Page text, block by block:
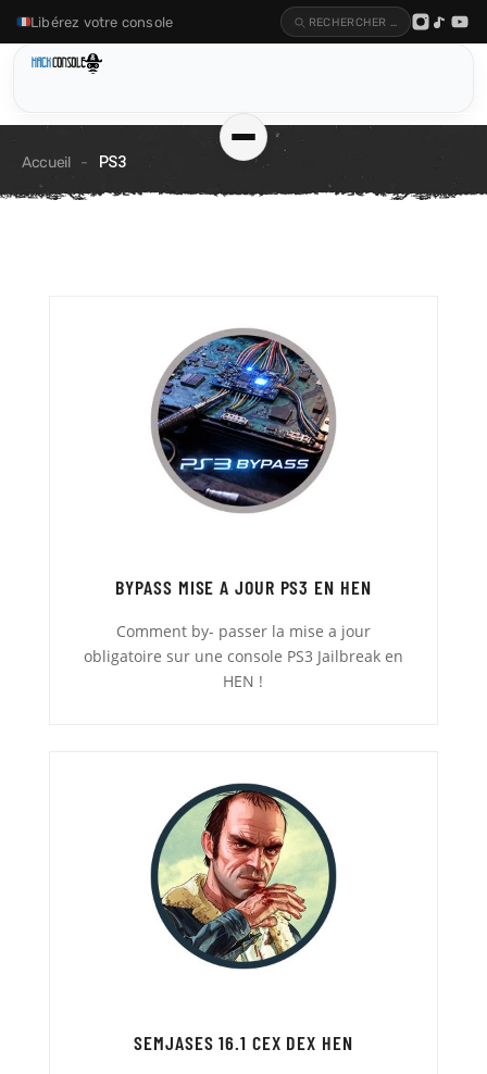
Libérez votre console RECHERCHER UN ARTICLE…
Accueil - PS3
BYPASS MISE A JOUR PS3 EN HEN
Comment by- passer la mise a jour
obligatoire sur une console PS3 Jailbreak en
HEN !
SEMJASES 16.1 CEX DEX HEN